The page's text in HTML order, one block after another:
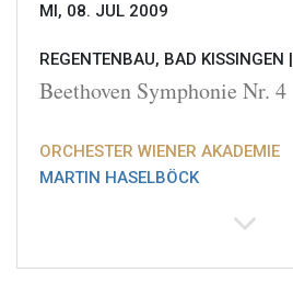
MI, 08. JUL 2009
REGENTENBAU, BAD KISSINGEN |
Beethoven Symphonie Nr. 4
ORCHESTER WIENER AKADEMIE
MARTIN HASELBÖCK